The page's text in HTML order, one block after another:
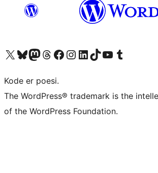
Besøg vores X (tidligere Twitter) konto
Besøg vores Bluesky-konto
Besøg vores Mastodon konto
Besøg vores Threads-konto
Besøg vores Facebook sideBesøg vores Instagram konto
Besøg vores LinkedIn konto
Besøg vores TikTok-konto
Besøg vores YouTube-kanalBesøg vores Tumblr-konto
Kode er poesi.
The WordPress® trademark is the
of the WordPress Foundation.